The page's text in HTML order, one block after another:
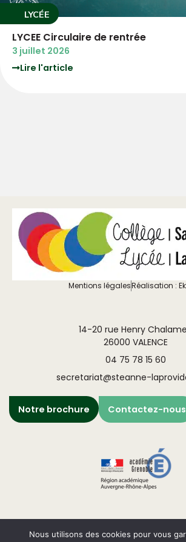
LYCÉE
LYCEE Circulaire de rentrée
3 juillet 2026
Lire l'article
Mentions légalesRéalisation :
14-20 rue Henry
26000 VALENCE
04 75 78 15 60
secretariat@steanne-
Notre brochure Contactez-nous
Nous utilisons des cookies pour vous
Engagé pour l’environnement :